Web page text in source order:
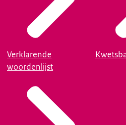
Verklarende
woordenlijst